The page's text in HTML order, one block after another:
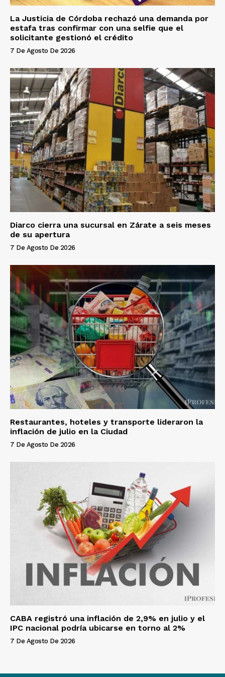
La Justicia de Córdoba rechazó una demanda por
estafa tras confirmar con una selfie que el
solicitante gestionó el crédito
7 De Agosto De 2026
Diarco cierra una sucursal en Zárate a seis meses
de su apertura
7 De Agosto De 2026
Restaurantes, hoteles y transporte lideraron la
inflación de julio en la Ciudad
7 De Agosto De 2026
CABA registró una inflación de 2,9% en julio y el
IPC nacional podría ubicarse en torno al 2%
7 De Agosto De 2026